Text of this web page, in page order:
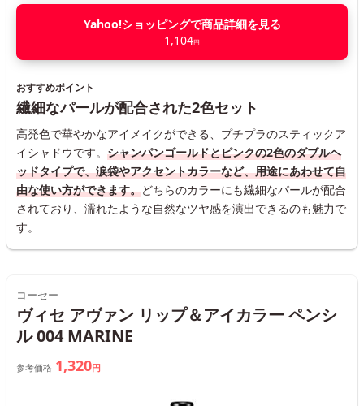
Yahoo!ショッピングで商品詳細を見る
1,104円
おすすめポイント
繊細なパールが配合された2色セット
高発色で華やかなアイメイクができる、プチプラのスティックア
イシャドウです。 シャンパンゴールドとピンクの2色のダブルヘ
ッドタイプで、涙袋やアクセントカラーなど、用途にあわせて自
由な使い方ができます。どちらのカラーにも繊細なパールが配合
されており、濡れたような自然なツヤ感を演出できるのも魅力で
す。
コーセー
ヴィセ アヴァン リップ＆アイカラー ペンシ
ル 004 MARINE
参考価格 1,320円